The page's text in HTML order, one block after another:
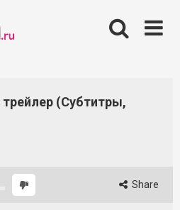
(Субтитры,
Share